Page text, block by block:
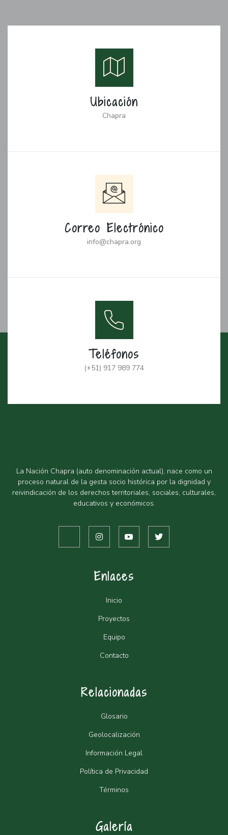
Ubicación
Chapra
Correo Electrónico
info@chapra.org
Teléfonos
(+51) 917 989 774
La Nación Chapra (auto denominación actual), nace como un
proceso natural de la gesta socio histórica por la dignidad y
reivindicación de los derechos territoriales, sociales, culturales,
educativos y económicos.
Enlaces
Inicio
Proyectos
Equipo
Contacto
Relacionadas
Glosario
Geolocalización
Información Legal
Política de Privacidad
Términos
Galería